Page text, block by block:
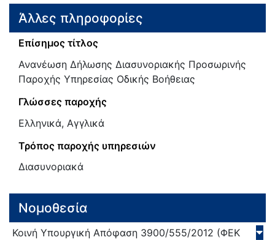
Άλλες πληροφορίες
Επίσημος τίτλος
Ανανέωση Δήλωσης Διασυνοριακής Προσωρινής
Παροχής Υπηρεσίας Οδικής Βοήθειας
Γλώσσες παροχής
Ελληνικά, Αγγλικά
Τρόπος παροχής υπηρεσιών
Διασυνοριακά
Νομοθεσία
Κοινή Υπουργική Απόφαση 3900/555/2012 (ΦΕΚ